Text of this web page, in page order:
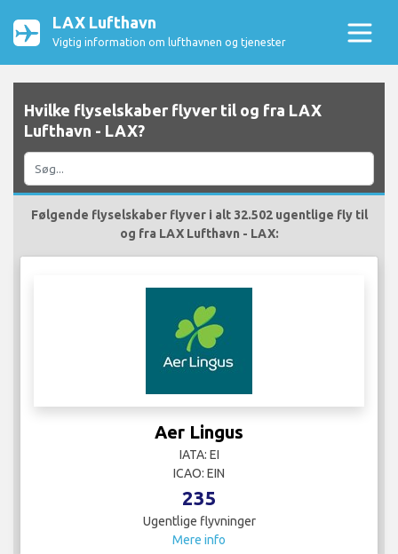
LAX Lufthavn
Vigtig information om lufthavnen og tjenester
Hvilke flyselskaber flyver til og fra LAX
Lufthavn - LAX?
Følgende flyselskaber flyver i alt 32.502 ugentlige fly til
og fra LAX Lufthavn - LAX:
Aer Lingus
IATA: EI
ICAO: EIN
235
Ugentlige flyvninger
Mere info